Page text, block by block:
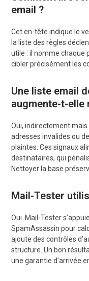
email ?
Cet en-tête indique le
la liste des règles
utile : il nomme chaque
cibler précisément les
Une liste email
augmente-t-elle
Oui, indirectement
adresses invalides ou
plaintes. Ces signaux
destinataires, qui
Nettoyer la base
Mail-Tester
Oui. Mail-Tester
SpamAssassin pour
ajoute des contrôles
structure. Un bon
une garantie d’arrivée